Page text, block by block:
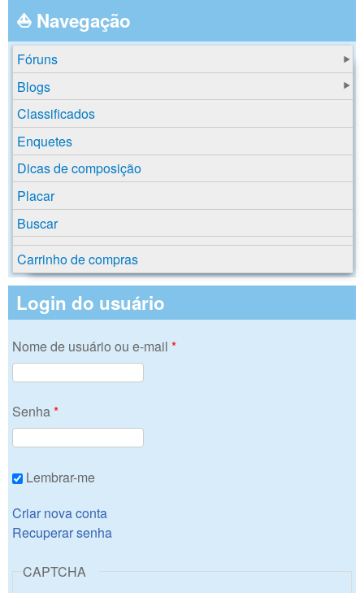
⛵ Navegação
Fóruns
Blogs
Classificados
Enquetes
Dicas de composição
Placar
Buscar
Carrinho de compras
Login do usuário
Nome de usuário ou e-mail *
Senha *
Lembrar-me
Criar nova conta
Recuperar senha
CAPTCHA